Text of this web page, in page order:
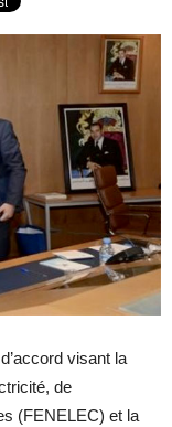
visant la
de
(FENELEC) et la